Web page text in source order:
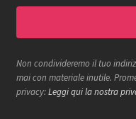
Non condivideremo il tuo
mai con materiale inutile.
privacy:Leggi qui la nostra